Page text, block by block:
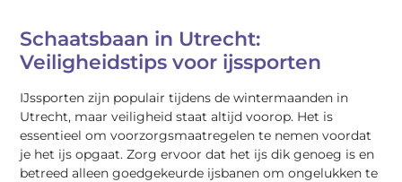
Schaatsbaan in Utrecht:
Veiligheidstips voor ijssporten
IJssporten zijn populair tijdens de wintermaanden in
Utrecht, maar veiligheid staat altijd voorop. Het is
essentieel om voorzorgsmaatregelen te nemen voordat
je het ijs opgaat. Zorg ervoor dat het ijs dik genoeg is en
betreed alleen goedgekeurde ijsbanen om ongelukken te